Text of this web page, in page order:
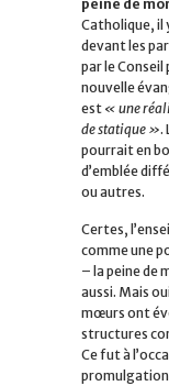
peine de
Catholique, il
devant les
par le
nouvelle
est « une
de statique ».
pourrait en
d’emblée
ou autres.
Certes,
comme une
– la peine de
aussi. Mais
mœurs ont
structures
Ce fut à
promulgation